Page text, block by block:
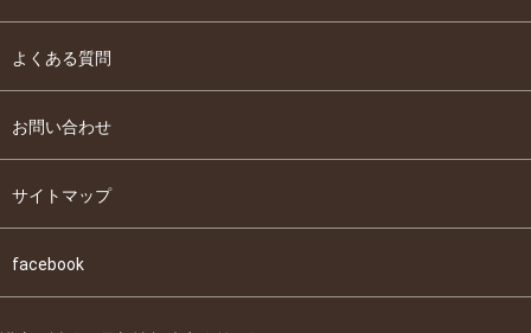
よくある質問
お問い合わせ
サイトマップ
facebook